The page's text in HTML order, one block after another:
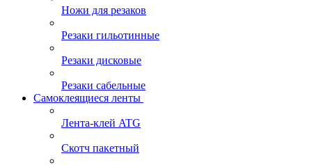
Ножи для резаков
Резаки гильотинные
Резаки дисковые
Резаки сабельные
Самоклеящиеся ленты
Лента-клей ATG
Скотч пакетный